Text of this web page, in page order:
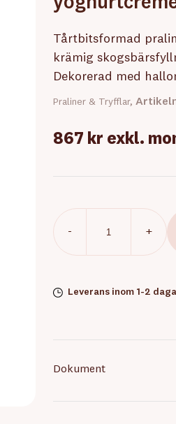
Tårtbitsformad
krämig
Dekorerad med
Praliner & Tryfflar,
867 kr exkl.
- +
Leverans inom 1-2
Dokument